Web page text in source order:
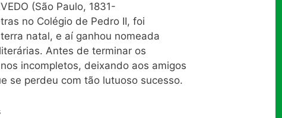
(São Paulo, 1831-
no Colégio de Pedro II, foi
natal, e aí ganhou nomeada
Antes de terminar os
incompletos, deixando aos amigos
se perdeu com tão lutuoso sucesso.